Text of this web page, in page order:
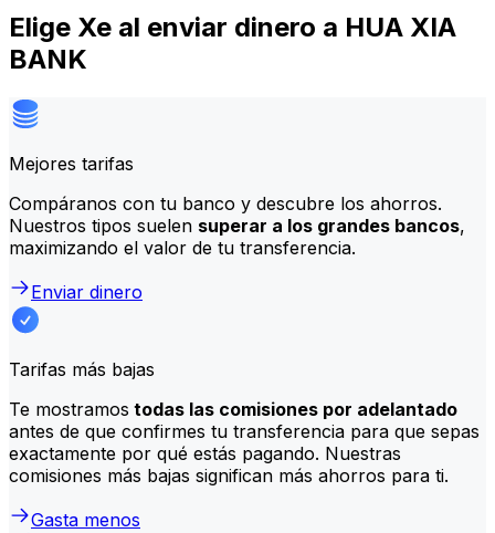
Elige Xe al enviar dinero a HUA XIA
BANK
Mejores tarifas
Compáranos con tu banco y descubre los ahorros.
Nuestros tipos suelen superar a los grandes bancos,
maximizando el valor de tu transferencia.
Enviar dinero
Tarifas más bajas
Te mostramos todas las comisiones por adelantado
antes de que confirmes tu transferencia para que sepas
exactamente por qué estás pagando. Nuestras
comisiones más bajas significan más ahorros para ti.
Gasta menos